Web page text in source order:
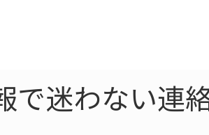
で迷わない連